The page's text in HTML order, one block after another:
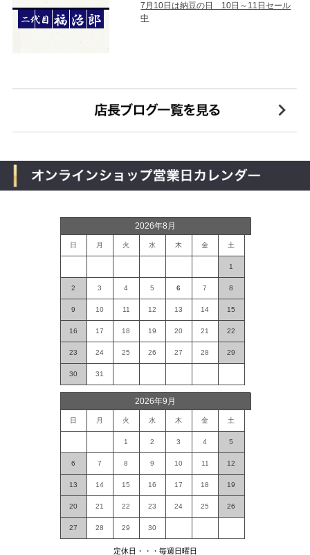
7月10日は納豆の日 10日～11日セール
中
2026年8月
日 月 火 水 木 金 土
1
2 3 4 5 6 7 8
9 10 11 12 13 14 15
16 17 18 19 20 21 22
23 24 25 26 27 28 29
30 31
2026年9月
日 月 火 水 木 金 土
1 2 3 4 5
6 7 8 9 10 11 12
13 14 15 16 17 18 19
20 21 22 23 24 25 26
27 28 29 30
定休日・・・毎週日曜日